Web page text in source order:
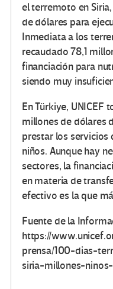
el terremoto en
de dólares para
Inmediata a los
recaudado 78,1
financiación para
siendo muy
En Türkiye, UNICEF
millones de dólares
prestar los servicios
niños. Aunque hay
sectores, la
en materia de
efectivo es la que
Fuente de la
https://
prensa/100-dias-
siria-millones-